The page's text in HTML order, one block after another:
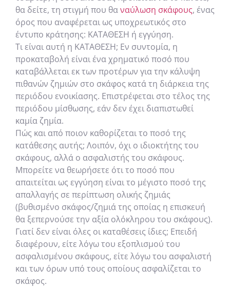
θα δείτε, τη στιγμή που θαναύλωση σκάφους, ένας
όρος που αναφέρεται ως υποχρεωτικός στο
έντυπο κράτησης: ΚΑΤΑΘΕΣΗ ή εγγύηση.
Τι είναι αυτή η ΚΑΤΑΘΕΣΗ; Εν συντομία, η
προκαταβολή είναι ένα χρηματικό ποσό που
καταβάλλεται εκ των προτέρων για την κάλυψη
πιθανών ζημιών στο σκάφος κατά τη διάρκεια της
περιόδου ενοικίασης. Επιστρέφεται στο τέλος της
περιόδου μίσθωσης, εάν δεν έχει διαπιστωθεί
καμία ζημία.
Πώς και από ποιον καθορίζεται το ποσό της
κατάθεσης αυτής; Λοιπόν, όχι ο ιδιοκτήτης του
σκάφους, αλλά ο ασφαλιστής του σκάφους.
Μπορείτε να θεωρήσετε ότι το ποσό που
απαιτείται ως εγγύηση είναι το μέγιστο ποσό της
απαλλαγής σε περίπτωση ολικής ζημιάς
(βυθισμένο σκάφος/ζημιά της οποίας η επισκευή
θα ξεπερνούσε την αξία ολόκληρου του σκάφους).
Γιατί δεν είναι όλες οι καταθέσεις ίδιες; Επειδή
διαφέρουν, είτε λόγω του εξοπλισμού του
ασφαλισμένου σκάφους, είτε λόγω του ασφαλιστή
και των όρων υπό τους οποίους ασφαλίζεται το
σκάφος.